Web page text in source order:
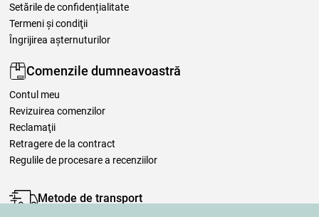
Setările de confidențialitate
Termeni şi condiţii
Îngrijirea așternuturilor
Comenzile dumneavoastră
Contul meu
Revizuirea comenzilor
Reclamaţii
Retragere de la contract
Regulile de procesare a recenziilor
Metode de transport